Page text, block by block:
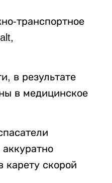
транспортное
в результате
в медицинское
карету скорой